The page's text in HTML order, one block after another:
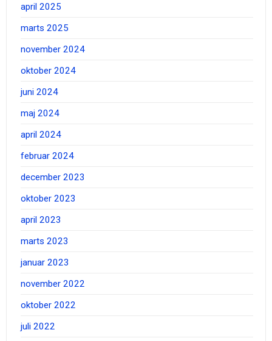
april 2025
marts 2025
november 2024
oktober 2024
juni 2024
maj 2024
april 2024
februar 2024
december 2023
oktober 2023
april 2023
marts 2023
januar 2023
november 2022
oktober 2022
juli 2022